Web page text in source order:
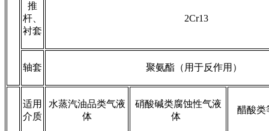
推
杆、
衬套
2Cr13
轴套 聚氨酯（用于反作用）
适用
介质
水蒸汽油品类气液
体
硝酸碱类腐蚀性气液
体
醋酸